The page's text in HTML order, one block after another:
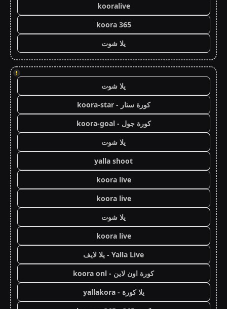
kooralive
koora 365
يلا شوت
!
يلا شوت
كورة ستار - koora-star
كورة جول - koora-goal
يلا شوت
yalla shoot
koora live
koora live
يلا شوت
koora live
Yalla Live - يلا لايف
كورة اون لاين - koora onl
يلا كورة - yallakora